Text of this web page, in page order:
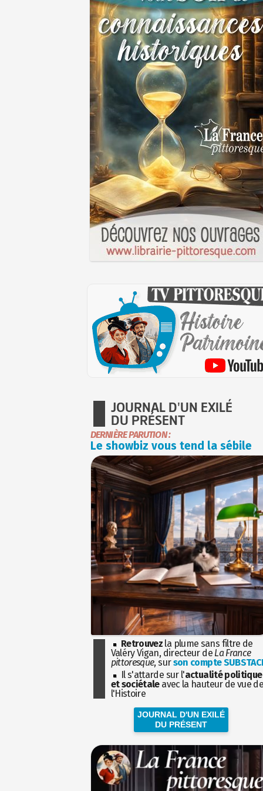
JOURNAL D'UN EXILÉ
DU PRÉSENT
DERNIÈRE PARUTION :
Le showbiz vous tend la sébile
Retrouvez la plume sans filtre de
Valéry Vigan, directeur de La France
pittoresque, surson compte
Il s'attarde sur l'actualité politique
et sociétaleavec la hauteur de vue
l'Histoire
JOURNAL D'UN EXILÉ
DU PRÉSENT